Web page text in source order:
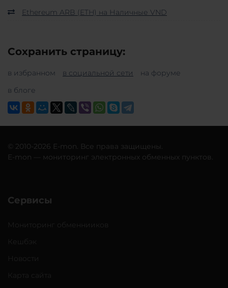
Ethereum ARB (ETH) на Наличные VND
Сохранить страницу:
в избранном в социальной сети
на форуме
в блоге
© 2010-2026 E-mon. Все права защищены.
E-mon — мониторинг электронных обменных пунктов.
Сервисы
Мониторинг обменнииков
Кешбэк
Новости
Карта сайта